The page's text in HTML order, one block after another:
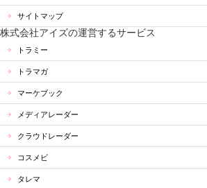
サイトマップ
株式会社アイズの運営するサービス
トラミー
トラマガ
マーケブック
メディアレーダー
クラウドレーダー
コスメビ
タレマ